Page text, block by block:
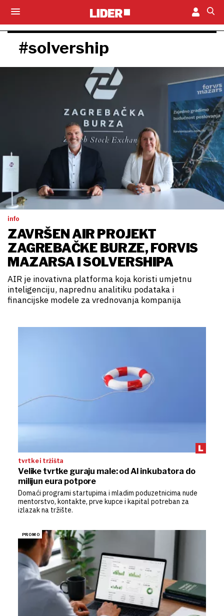
#solvership
info
ZAVRŠEN AIR PROJEKT
ZAGREBAČKE BURZE, FORVIS
MAZARSA I SOLVERSHIPA
AIR je inovativna platforma koja koristi umjetnu
inteligenciju, naprednu analitiku podataka i
financijske modele za vrednovanja kompanija
tvrtke i tržišta
Velike tvrtke guraju male: od AI inkubatora do
milijun eura potpore
Domaći programi startupima i mladim poduzetnicima nude
mentorstvo, kontakte, prve kupce i kapital potreban za
izlazak na tržište.